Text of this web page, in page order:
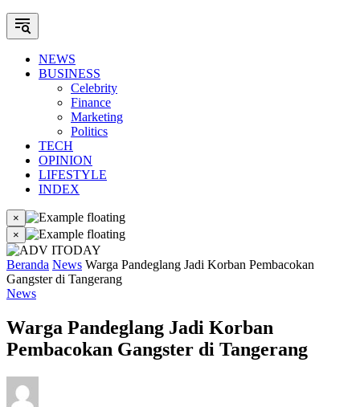
NEWS
BUSINESS
Celebrity
Finance
Marketing
Politics
TECH
OPINION
LIFESTYLE
INDEX
×
×
Beranda News Warga Pandeglang Jadi Korban Pembacokan
Gangster di Tangerang
News
Warga Pandeglang Jadi Korban
Pembacokan Gangster di Tangerang